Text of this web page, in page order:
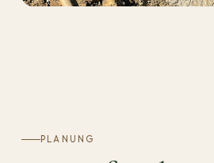
PLANUNG